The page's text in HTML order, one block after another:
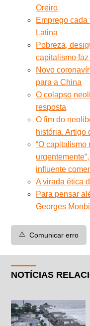
Oreiro
Emprego
Latina
Pobreza,
capitalismo
Novo
para a China
O colapso
resposta
O fim do
história. Artigo
“O
influente
A virada ética
Para pensar
Georges
⚠️ Comunicar erro
NOTÍCIAS